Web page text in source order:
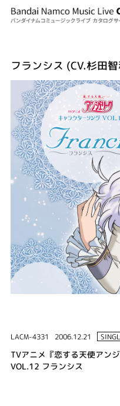
フランシス (CV.杉田
LACM-4331 2006.12.21
TVアニメ『恋する天使アン
VOL.12 フランシス